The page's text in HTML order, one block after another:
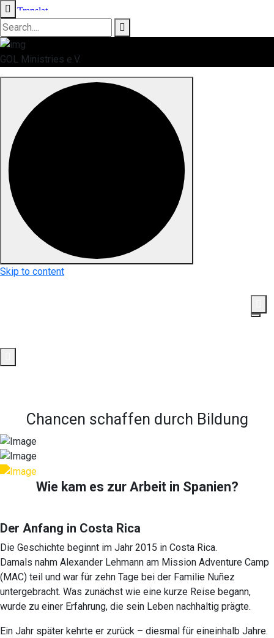
GOL Ministries e.V.
Skip to content
Chancen schaffen durch Bildung
Wie kam es zur Arbeit in Spanien?
Der Anfang in Costa Rica
Die Geschichte beginnt im Jahr 2015 in Costa Rica.
Damals nahm Alexander Lehmann am Mission Adventure Camp
(MAC) teil und war für zehn Tage bei der Familie Nuñez
untergebracht. Was zunächst wie eine kurze Reise begann,
wurde zu einer Erfahrung, die sein Leben nachhaltig prägte.
Ein Jahr später kehrte er zurück – diesmal für eineinhalb Jahre.